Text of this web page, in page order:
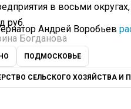
в восьми
руб.
Андрей Воробьев
Богданова
ПОДМОСКОВЬЕ
СЕЛЬСКОГО ХОЗЯЙСТВА